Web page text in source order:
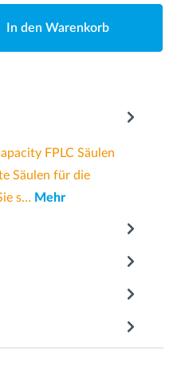
In den Warenkorb
FPLC Säulen
Säulen für die
s… Mehr